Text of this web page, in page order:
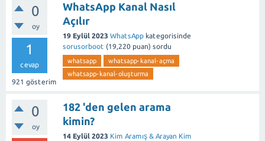
0
oy
1
cevap
921 gösterim
WhatsApp Kanal Nasıl
Açılır
19 Eylül 2023 WhatsApp kategorisinde
sorusorboot (19,220 puan) sordu
whatsapp
whatsapp-kanal-açma
whatsapp-kanal-oluşturma
0
oy
182 'den gelen arama
kimin?
14 Eylül 2023 Kim Aramış & Arayan Kim